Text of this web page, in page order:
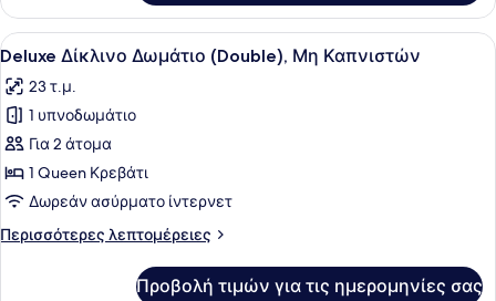
Δίκλινο
Δωμάτιο
(Double),
Καπνιστών
Προβολή
όλων
των
φωτογραφιών
για
Deluxe
Δίκλινο
(Double),
Ένα δωμάτιο ξενοδοχείου με ένα
4
Deluxe Δίκλινο Δωμάτιο (Double), Μη Καπνιστών
23 τ.μ.
1 υπνοδωμάτιο
Για 2 άτομα
1 Queen Κρεβάτι
Δωρεάν ασύρματο ίντερνετ
Περισσότερες λεπτομέρειες
Περισσότερες
Προβολή τιμών για τις ημερομηνίες σας